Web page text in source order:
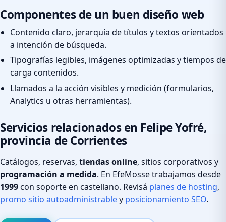
Componentes de un buen diseño web
Contenido claro, jerarquía de títulos y textos orientados
a intención de búsqueda.
Tipografías legibles, imágenes optimizadas y tiempos de
carga contenidos.
Llamados a la acción visibles y medición (formularios,
Analytics u otras herramientas).
Servicios relacionados en Felipe Yofré,
provincia de Corrientes
Catálogos, reservas, tiendas online, sitios corporativos y
programación a medida. En EfeMosse trabajamos desde
1999con soporte en castellano. Revisá planes de hosting,
promo sitio autoadministrabley posicionamiento SEO.